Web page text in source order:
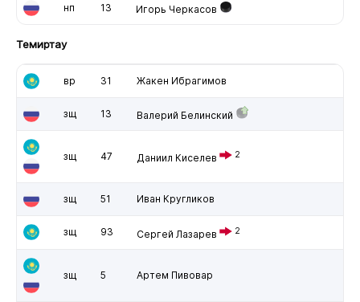
нп 13 Игорь Черкасов
Темиртау
вр 31 Жакен Ибрагимов
зщ 13 Валерий Белинский
зщ 47 Даниил Киселев 2
зщ 51 Иван Кругликов
зщ 93 Сергей Лазарев 2
зщ 5 Артем Пивовар